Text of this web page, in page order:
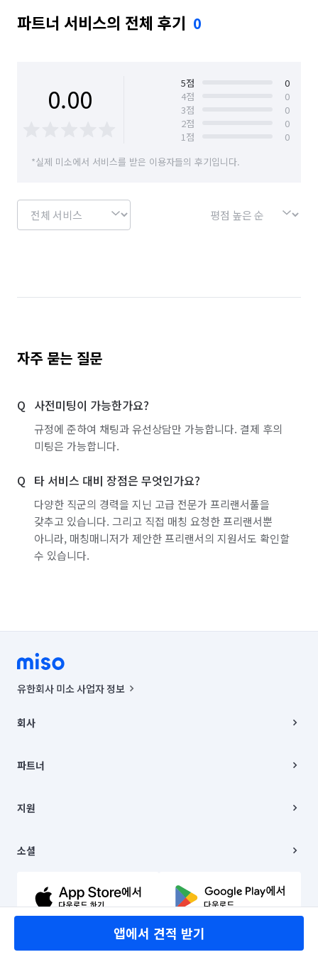
파트너 서비스의 전체 후기 0
0.00 5점
0
4점
0
3점
0
2점
0
1점
0
*실제 미소에서 서비스를 받은 이용자들의 후기입니다.
자주 묻는 질문
사전미팅이 가능한가요?
규정에 준하여 채팅과 유선상담만 가능합니다. 결제 후의
미팅은 가능합니다.
타 서비스 대비 장점은 무엇인가요?
다양한 직군의 경력을 지닌 고급 전문가 프리랜서풀을
갖추고 있습니다. 그리고 직접 매칭 요청한 프리랜서뿐
아니라, 매칭매니저가 제안한 프리랜서의 지원서도 확인할
수 있습니다.
앱에서 견적 받기
유한회사 미소 사업자 정보
00019 |
주소 | 본사: 서울특별시 종로구 율곡로 6(중학동, 트윈트리빌딩) B동 5층
컨택센터 : 서울특별시 종로구 수송동 율곡로 24, 7층, 8층 미소
상품, 상품정보, 거래에 관한 의무와 책임은 거래당사자에게 있습니다.
언론 보도 관련 문의:
© 유한회사 미소. Miso, Inc. All Rights Reserved.
회사
채용
파트너
이사
지원
이용약관
문의하기
소셜
유튜브